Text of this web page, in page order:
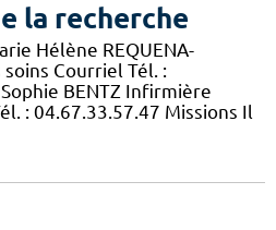
la recherche
Hélène REQUENA-
soins Courriel Tél. :
BENTZ Infirmière
: 04.67.33.57.47 Missions Il